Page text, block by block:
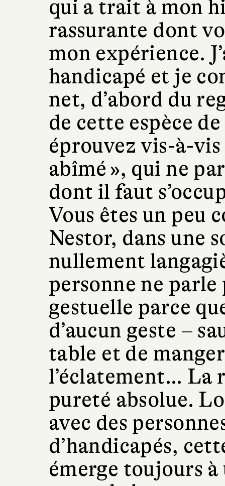
qui a trait à mon
rassurante dont
mon expérience.
handicapé et je
net, d’abord du
de cette espèce
éprouvez vis-à-vis
abîmé », qui ne
dont il faut
Vous êtes un peu
Nestor, dans une
nullement
personne ne
gestuelle parce
d’aucun geste –
table et de
l’éclatement… La
pureté absolue.
avec des
d’handicapés,
émerge toujours